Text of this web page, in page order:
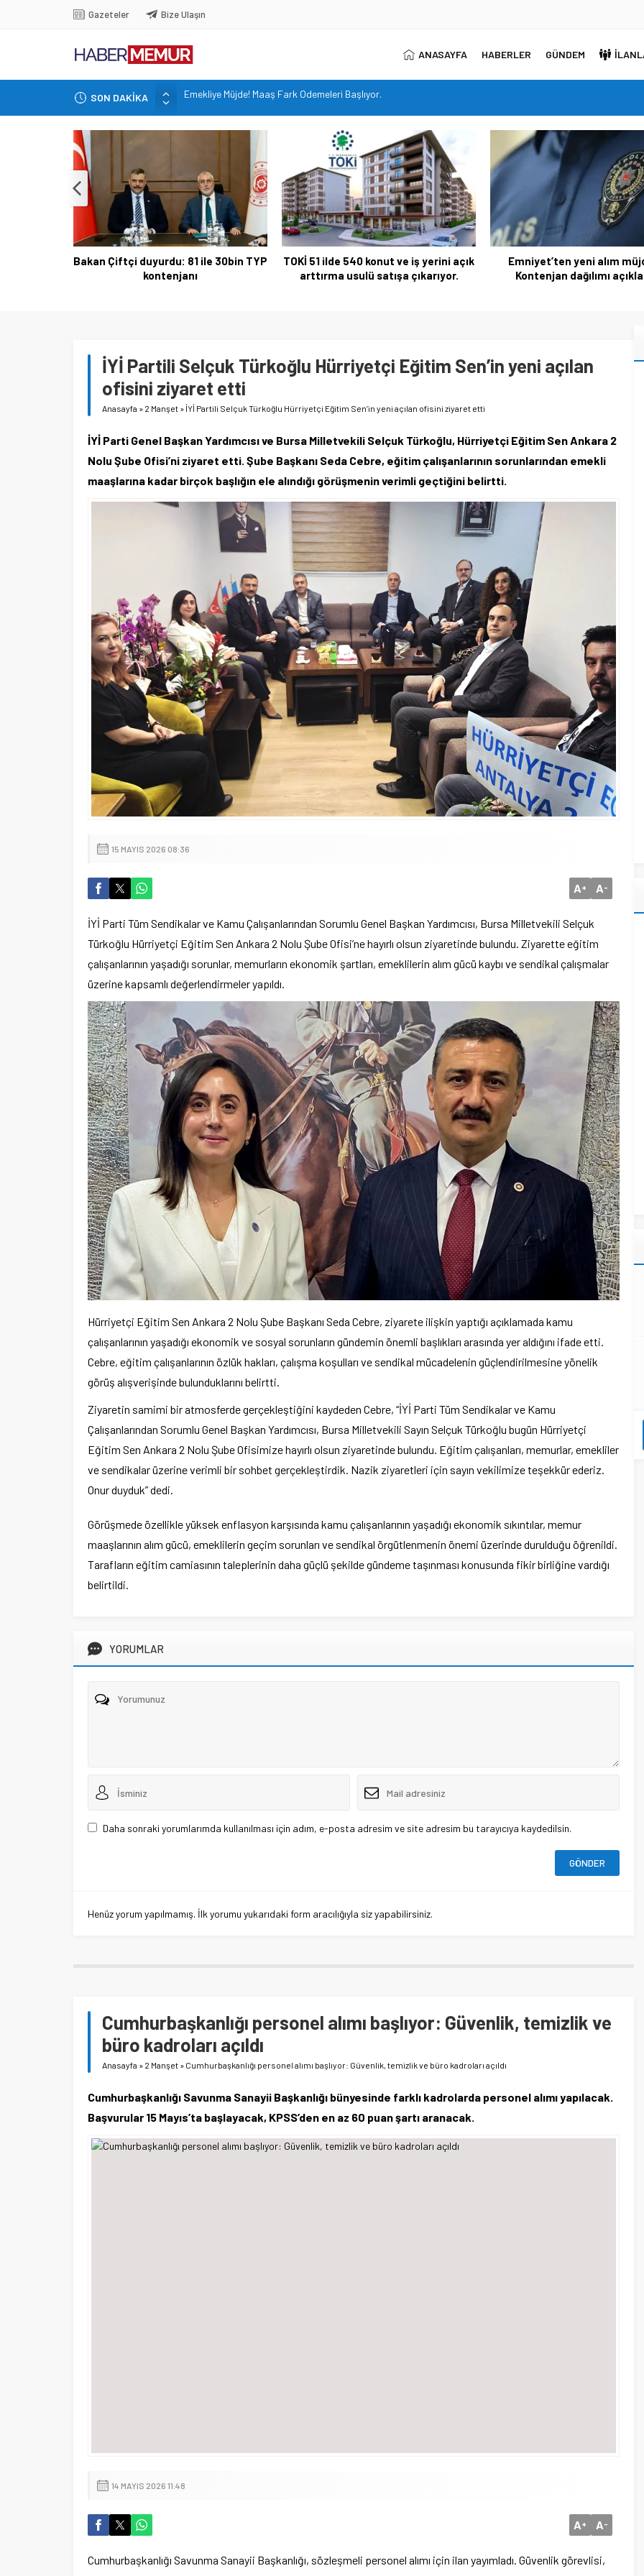
Gazeteler Bize Ulaşın
ANASAYFA HABERLER GÜNDEM
SON DAKİKA
Bakan Çiftçi duyurdu: 81 ile 30bin TYP kontenjanı
Altın Fiyatları 7 Haftanın Zirvesinde!
TOKİ 51 ilde 540 konut ve iş yerini açık arttırma usulü satışa çıkarıyor.
İçişleri Bakanlığı, Görevde Yükselme ve Unvan Değişikliği Yazılı Sınavları’nın tarihlerini duyurdu.
Emekliye Müjde! Maaş Fark Ödemeleri Başlıyor.
TOKİ 51 ilde 540 konut ve iş yerini açık
arttırma usulü satışa çıkarıyor.
Emniyet’ten yeni alım müjdesi:
Kontenjan dağılımı açıklandı
Tuncay Cengiz: Market fişi
bordrosunu çoktan
İYİ Partili Selçuk Türkoğlu Hürriyetçi Eğitim Sen’in yeni açılan
ofisini ziyaret etti
Anasayfa » 2 Manşet » İYİ Partili Selçuk Türkoğlu Hürriyetçi Eğitim Sen’in yeni açılan ofisini ziyaret etti
İYİ Parti Genel Başkan Yardımcısı ve Bursa Milletvekili Selçuk Türkoğlu, Hürriyetçi Eğitim Sen Ankara 2
Nolu Şube Ofisi’ni ziyaret etti. Şube Başkanı Seda Cebre, eğitim çalışanlarının sorunlarından emekli
maaşlarına kadar birçok başlığın ele alındığı görüşmenin verimli geçtiğini belirtti.
15 MAYIS 2026 08:36
A+ A-
İYİ Parti Tüm Sendikalar ve Kamu Çalışanlarından Sorumlu Genel Başkan Yardımcısı, Bursa Milletvekili Selçuk
Türkoğlu Hürriyetçi Eğitim Sen Ankara 2 Nolu Şube Ofisi’ne hayırlı olsun ziyaretinde bulundu. Ziyarette eğitim
çalışanlarının yaşadığı sorunlar, memurların ekonomik şartları, emeklilerin alım gücü kaybı ve sendikal çalışmalar
üzerine kapsamlı değerlendirmeler yapıldı.
Hürriyetçi Eğitim Sen Ankara 2 Nolu Şube Başkanı Seda Cebre, ziyarete ilişkin yaptığı açıklamada kamu
çalışanlarının yaşadığı ekonomik ve sosyal sorunların gündemin önemli başlıkları arasında yer aldığını ifade etti.
Cebre, eğitim çalışanlarının özlük hakları, çalışma koşulları ve sendikal mücadelenin güçlendirilmesine yönelik
görüş alışverişinde bulunduklarını belirtti.
Ziyaretin samimi bir atmosferde gerçekleştiğini kaydeden Cebre, “İYİ Parti Tüm Sendikalar ve Kamu
Çalışanlarından Sorumlu Genel Başkan Yardımcısı, Bursa Milletvekili Sayın Selçuk Türkoğlu bugün Hürriyetçi
Eğitim Sen Ankara 2 Nolu Şube Ofisimize hayırlı olsun ziyaretinde bulundu. Eğitim çalışanları, memurlar, emekliler
ve sendikalar üzerine verimli bir sohbet gerçekleştirdik. Nazik ziyaretleri için sayın vekilimize teşekkür ederiz.
Onur duyduk” dedi.
Görüşmede özellikle yüksek enflasyon karşısında kamu çalışanlarının yaşadığı ekonomik sıkıntılar, memur
maaşlarının alım gücü, emeklilerin geçim sorunları ve sendikal örgütlenmenin önemi üzerinde durulduğu öğrenildi.
Tarafların eğitim camiasının taleplerinin daha güçlü şekilde gündeme taşınması konusunda fikir birliğine vardığı
belirtildi.
YORUMLAR
Daha sonraki yorumlarımda kullanılması için adım, e-posta adresim ve site adresim bu tarayıcıya kaydedilsin.
Henüz yorum yapılmamış. İlk yorumu yukarıdaki form aracılığıyla siz yapabilirsiniz.
Cumhurbaşkanlığı personel alımı başlıyor: Güvenlik, temizlik ve
büro kadroları açıldı
Anasayfa » 2 Manşet » Cumhurbaşkanlığı personel alımı başlıyor: Güvenlik, temizlik ve büro kadroları açıldı
Cumhurbaşkanlığı Savunma Sanayii Başkanlığı bünyesinde farklı kadrolarda personel alımı yapılacak.
Başvurular 15 Mayıs’ta başlayacak, KPSS’den en az 60 puan şartı aranacak.
14 MAYIS 2026 11:48
A+ A-
Cumhurbaşkanlığı Savunma Sanayii Başkanlığı, sözleşmeli personel alımı için ilan yayımladı. Güvenlik görevlisi,